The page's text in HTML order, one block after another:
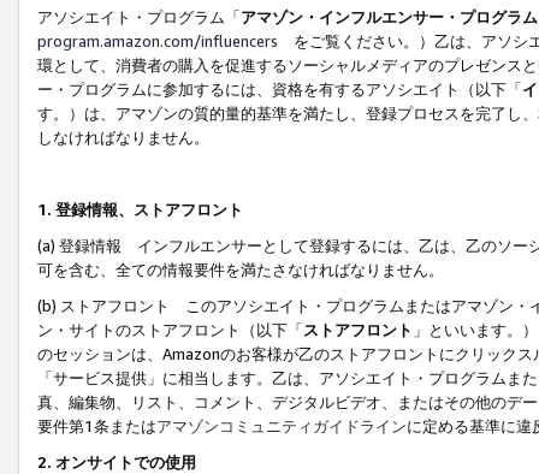
アソシエイト・プログラム「アマゾン・インフルエンサー・プログラム
program.amazon.com/influencers をご覧ください。）乙は、アソシ
環として、消費者の購入を促進するソーシャルメディアのプレゼンス
ー・プログラムに参加するには、資格を有するアソシエイト（以下「
す。）は、アマゾンの質的量的基準を満たし、登録プロセスを完了し、
しなければなりません。
1. 登録情報、ストアフロント
(a) 登録情報 インフルエンサーとして登録するには、乙は、乙のソー
可を含む、全ての情報要件を満たさなければなりません。
(b) ストアフロント このアソシエイト・プログラムまたはアマゾン・
ン・サイトのストアフロント（以下「ストアフロント 」といいます。
のセッションは、Amazonのお客様が乙のストアフロントにクリック
「サービス提供」に相当します。乙は、アソシエイト・プログラム
真、編集物、リスト、コメント、デジタルビデオ、またはその他のデ
要件第1条またはアマゾンコミュニティガイドラインに定める基準に違
2. オンサイトでの使用